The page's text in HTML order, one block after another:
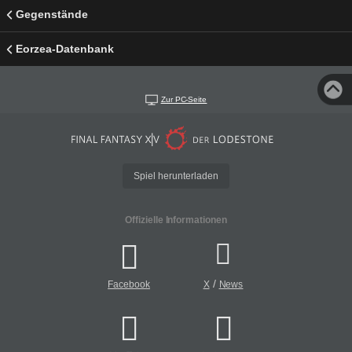
Gegenstände
Eorzea-Datenbank
Zur PC-Seite
Spiel herunterladen
Offizielle Informationen
Facebook X/ News